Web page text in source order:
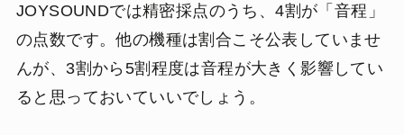
JOYSOUNDでは精密採点のうち、4割が「音程」
の点数です。他の機種は割合こそ公表していませ
んが、3割から5割程度は音程が大きく影響してい
ると思っておいていいでしょう。